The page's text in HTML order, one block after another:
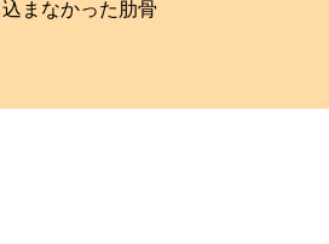
まなかった肋骨